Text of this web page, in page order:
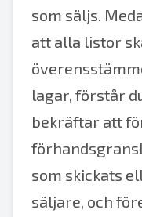
som säljs.
att alla listor
lagar, förstår
bekräftar att
som skickats
säljare, och